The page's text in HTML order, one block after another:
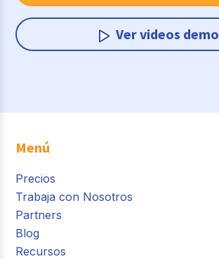
Ver videos demo
Menú
Precios
Trabaja con Nosotros
Partners
Blog
Recursos